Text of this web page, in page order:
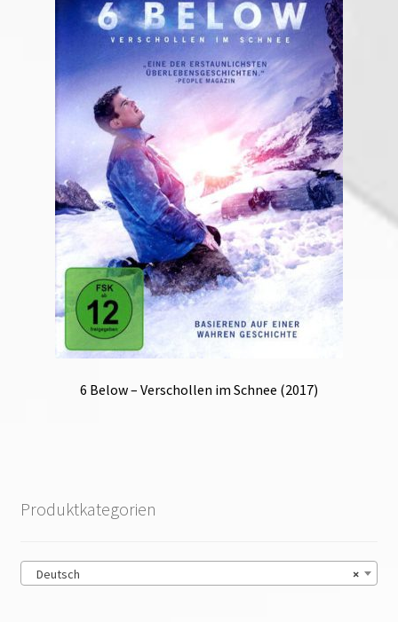
6 Below – Verschollen im Schnee (2017)
Produktkategorien
×
Deutsch